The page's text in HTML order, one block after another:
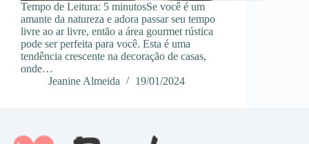
Tempo de Leitura: 5 minutosSe você é um
amante da natureza e adora passar seu tempo
livre ao ar livre, então a área gourmet rústica
pode ser perfeita para você. Esta é uma
tendência crescente na decoração de casas,
onde…
Jeanine Almeida
19/01/2024